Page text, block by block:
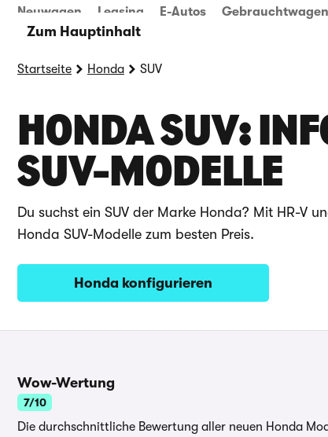
Zum Hauptinhalt
Neuwagen Leasing E-Autos Gebrauchtwagen
Startseite Honda SUV
HONDA SUV:
SUV-MODELLE
Du suchst ein SUV der Marke Honda? Mit HR-V
Honda SUV-Modelle zum besten Preis.
Honda konfigurieren
Wow-Wertung
7/10
Die durchschnittliche Bewertung aller neuen Honda